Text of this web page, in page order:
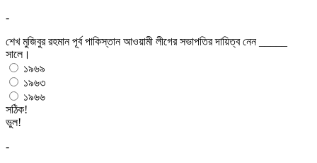
-
শেখ মুজিবুর রহমান পূর্ব পাকিস্তান আওয়ামী লীগের সভাপতির দায়িত্ব নেন _____
সালে।
১৯৬৯
১৯৬৩
১৯৬৬
সঠিক!
ভুল!
-